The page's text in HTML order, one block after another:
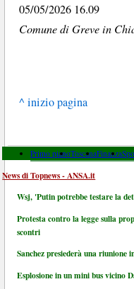
05/05/2026 16.09
Comune di Greve in
^ inizio pagina
Primo pianoToscanaFinanza
News di Topnews - ANSA.it
Wsj, 'Putin potrebbe testare la
Protesta contro la legge sulla
scontri
Sanchez presiederà una riunione
Esplosione in un mini bus vicino